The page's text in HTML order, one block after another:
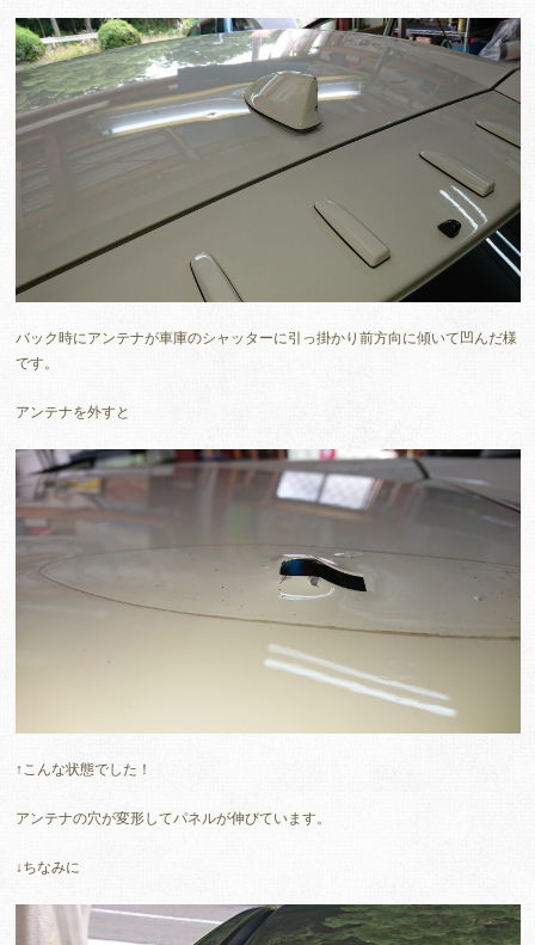
バック時にアンテナが車庫のシャッターに引っ掛かり前方向に傾いて凹んだ様
です。
アンテナを外すと
↑こんな状態でした！
アンテナの穴が変形してパネルが伸びています。
↓ちなみに